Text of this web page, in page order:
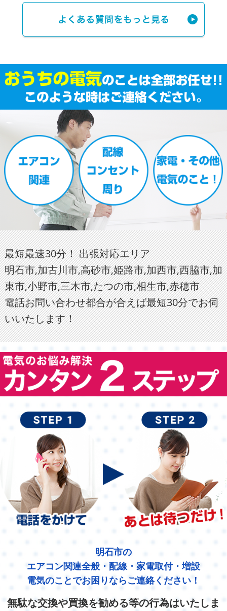
最短最速30分！ 出張対応エリア
明石市,加古川市,高砂市,姫路市,加西市,西脇市,加
東市,小野市,三木市,たつの市,相生市,赤穂市
電話お問い合わせ都合が合えば最短30分でお伺
いいたします！
明石市の
エアコン関連全般・配線・家電取付・増設
電気のことでお困りならご連絡ください！
無駄な交換や買換を勧める等の行為はいたしま